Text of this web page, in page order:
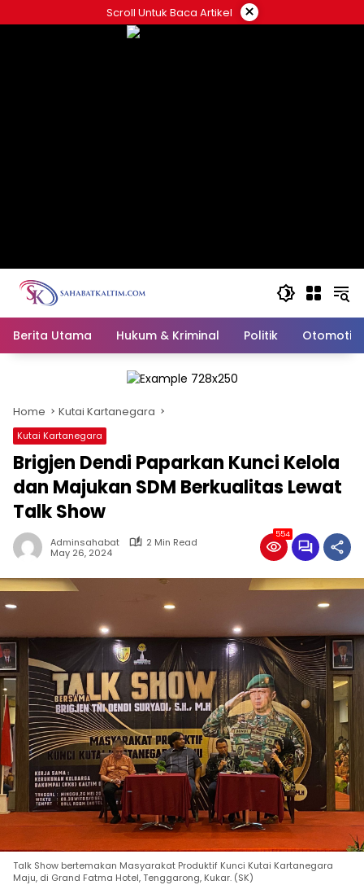
to
Scroll Untuk Baca Artikel ×
Berita Utama Hukum & Kriminal Politik Otomotif
Home Kutai Kartanegara
Kutai Kartanegara
Brigjen Dendi Paparkan Kunci Kelola
dan Majukan SDM Berkualitas Lewat
Talk Show
Adminsahabat
2 Min Read
May 26, 2024
554
Talk Show bertemakan Masyarakat Produktif Kunci Kutai Kartanegara
Maju, di Grand Fatma Hotel, Tenggarong, Kukar. (SK)